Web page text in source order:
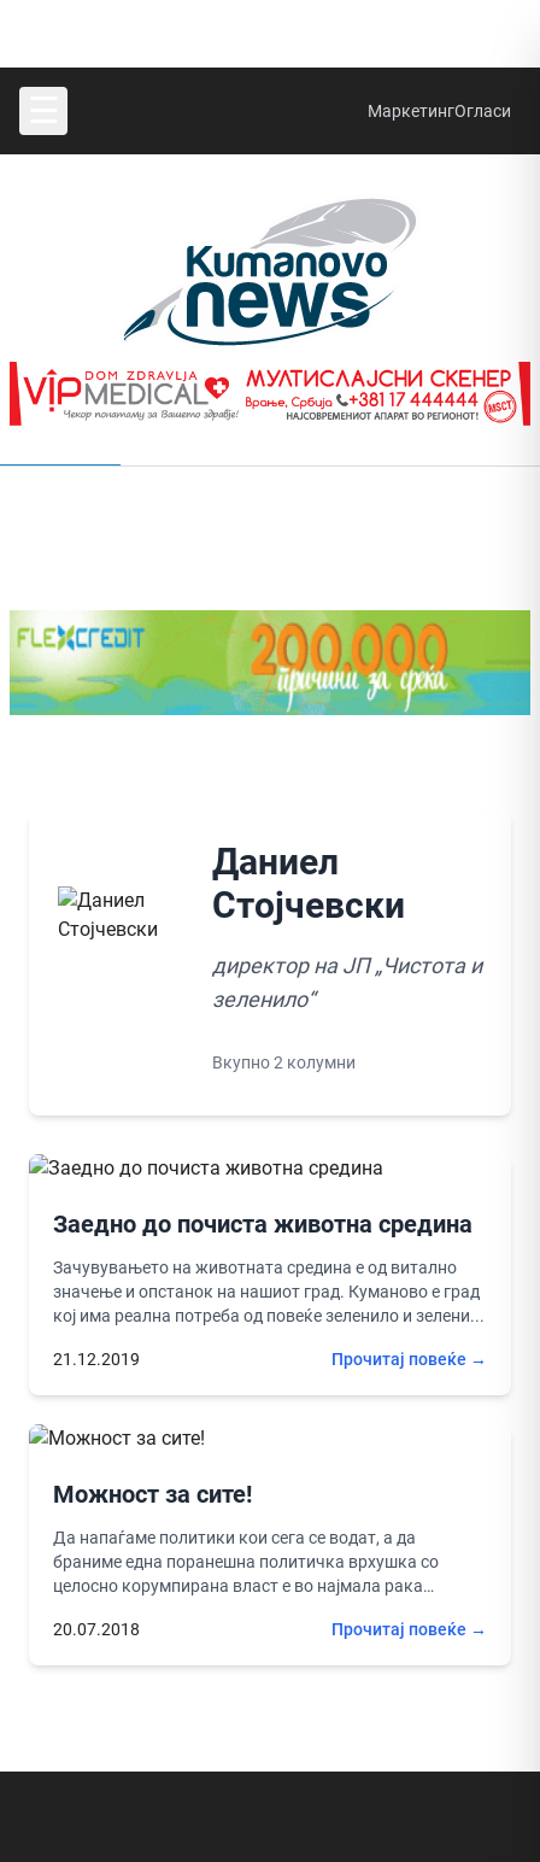
МаркетингОгласи
Даниел
Стојчевски
директор на ЈП „Чистота и
зеленило“
Вкупно 2 колумни
Заедно до почиста животна средина
Зачувувањето на животната средина е од витално
значење и опстанок на нашиот град. Куманово е град
кој има реална потреба од повеќе зеленило и зелени...
21.12.2019 Прочитај повеќе →
Можност за сите!
Да напаѓаме политики кои сега се водат, а да
браниме една поранешна политичка врхушка со
целосно корумпирана власт e во најмала рака
20.07.2018
Прочитај повеќе →